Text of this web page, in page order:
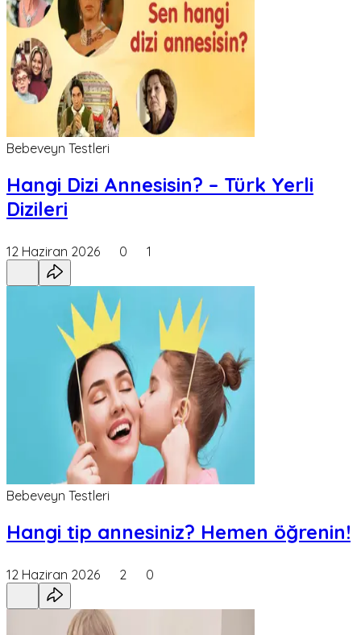
Bebeveyn Testleri
Hangi Dizi Annesisin? – Türk Yerli
Dizileri
12 Haziran 2026 0 1
Bebeveyn Testleri
Hangi tip annesiniz? Hemen öğrenin!
12 Haziran 2026 2 0